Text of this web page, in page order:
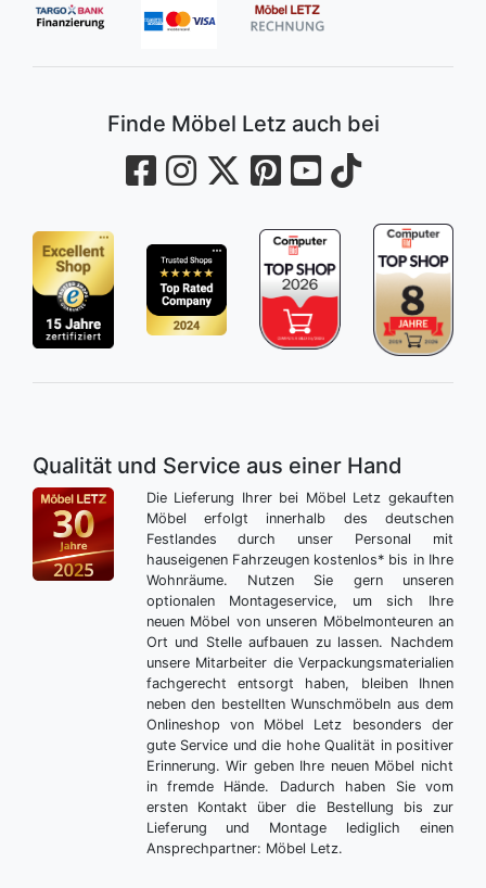
Finde Möbel Letz auch bei
Qualität und Service aus einer Hand
Die Lieferung Ihrer bei Möbel Letz gekauften
Möbel erfolgt innerhalb des deutschen
Festlandes durch unser Personal mit
hauseigenen Fahrzeugen kostenlos* bis in Ihre
Wohnräume. Nutzen Sie gern unseren
optionalen Montageservice, um sich Ihre
neuen Möbel von unseren Möbelmonteuren an
Ort und Stelle aufbauen zu lassen. Nachdem
unsere Mitarbeiter die Verpackungsmaterialien
fachgerecht entsorgt haben, bleiben Ihnen
neben den bestellten Wunschmöbeln aus dem
Onlineshop von Möbel Letz besonders der
gute Service und die hohe Qualität in positiver
Erinnerung. Wir geben Ihre neuen Möbel nicht
in fremde Hände. Dadurch haben Sie vom
ersten Kontakt über die Bestellung bis zur
Lieferung und Montage lediglich einen
Ansprechpartner: Möbel Letz.